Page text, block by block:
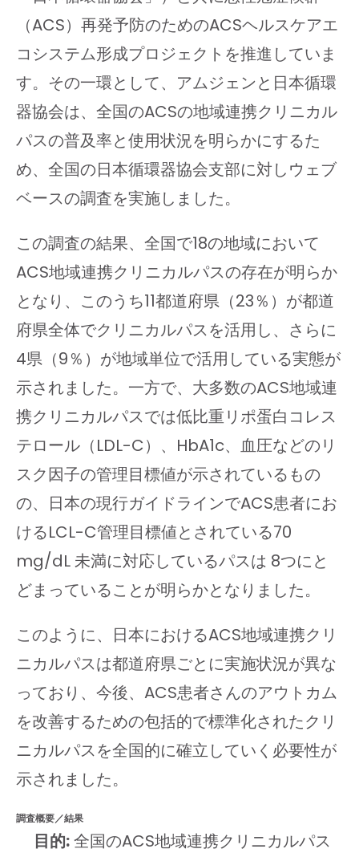
（ACS）再発予防のためのACSヘルスケアエ
コシステム形成プロジェクトを推進していま
す。その一環として、アムジェンと日本循環
器協会は、全国のACSの地域連携クリニカル
パスの普及率と使用状況を明らかにするた
め、全国の日本循環器協会支部に対しウェブ
ベースの調査を実施しました。
この調査の結果、全国で18の地域において
ACS地域連携クリニカルパスの存在が明らか
となり、このうち11都道府県（23％）が都道
府県全体でクリニカルパスを活用し、さらに
4県（9％）が地域単位で活用している実態が
示されました。一方で、大多数のACS地域連
携クリニカルパスでは低比重リポ蛋白コレス
テロール（LDL-C）、HbA1c、血圧などのリ
スク因子の管理目標値が示されているもの
の、日本の現行ガイドラインでACS患者にお
けるLCL-C管理目標値とされている70
mg/dL 未満に対応しているパスは 8つにと
どまっていることが明らかとなりました。
このように、日本におけるACS地域連携クリ
ニカルパスは都道府県ごとに実施状況が異な
っており、今後、ACS患者さんのアウトカム
を改善するための包括的で標準化されたクリ
ニカルパスを全国的に確立していく必要性が
示されました。
調査概要／結果
目的:全国のACS地域連携クリニカルパス